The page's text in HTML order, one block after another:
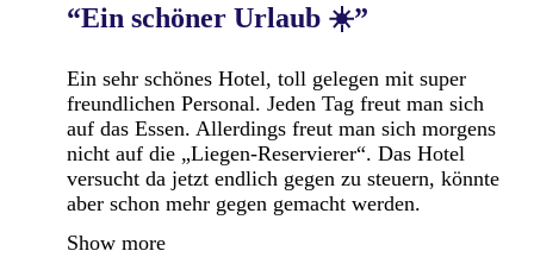
“Ein schöner Urlaub ☀️”
Ein sehr schönes Hotel, toll gelegen mit super
freundlichen Personal. Jeden Tag freut man sich
auf das Essen. Allerdings freut man sich morgens
nicht auf die „Liegen-Reservierer“. Das Hotel
versucht da jetzt endlich gegen zu steuern, könnte
aber schon mehr gegen gemacht werden.
Show more